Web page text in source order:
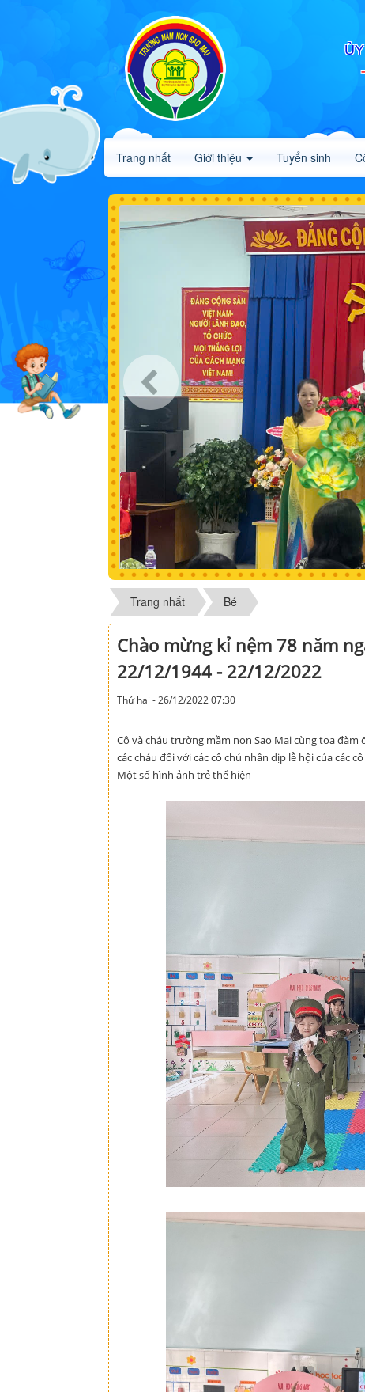
Trang nhất Giới thiệu Tuyển sinh
Trang nhất Bé
Chào mừng kỉ nệm 78 năm
22/12/1944 - 22/12/2022
Thứ hai - 26/12/2022 07:30
Cô và cháu trường mầm non Sao Mai cùng tọa
các cháu đối với các cô chú nhân dịp lễ hội của các
Một số hình ảnh trẻ thể hiện